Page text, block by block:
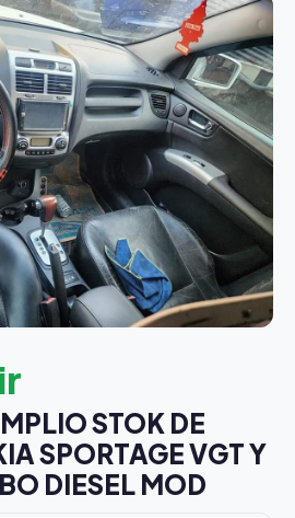
STOK DE
SPORTAGE VGT Y
DIESEL MOD